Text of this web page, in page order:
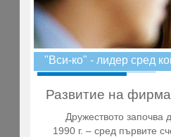
"Вси-ко" - лидер сред
Развитие на
Дружеството започва
1990 г. – сред първите